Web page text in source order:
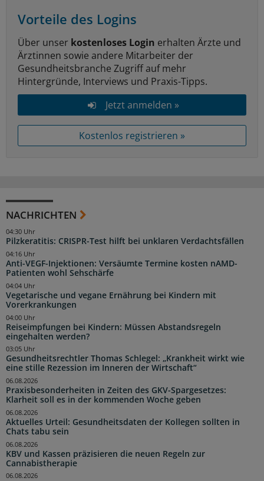
Vorteile des Logins
Über unser kostenloses Login erhalten Ärzte und
Ärztinnen sowie andere Mitarbeiter der
Gesundheitsbranche Zugriff auf mehr
Hintergründe, Interviews und Praxis-Tipps.
Jetzt anmelden »
Kostenlos registrieren »
NACHRICHTEN
Pilzkeratitis: CRISPR-Test hilft bei unklaren Verdachtsfällen
04:30 Uhr
Anti-VEGF-Injektionen: Versäumte Termine kosten nAMD-
Patienten wohl Sehschärfe
04:16 Uhr
Vegetarische und vegane Ernährung bei Kindern mit
Vorerkrankungen
04:04 Uhr
Reiseimpfungen bei Kindern: Müssen Abstandsregeln
eingehalten werden?
04:00 Uhr
Gesundheitsrechtler Thomas Schlegel: „Krankheit wirkt wie
eine stille Rezession im Inneren der Wirtschaft“
03:05 Uhr
Praxisbesonderheiten in Zeiten des GKV-Spargesetzes:
Klarheit soll es in der kommenden Woche geben
06.08.2026
Aktuelles Urteil: Gesundheitsdaten der Kollegen sollten in
Chats tabu sein
06.08.2026
KBV und Kassen präzisieren die neuen Regeln zur
Cannabistherapie
06.08.2026
06.08.2026